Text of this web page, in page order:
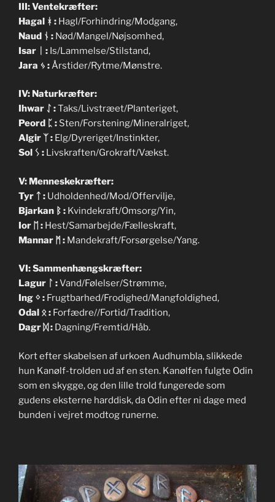
III: Ventekræfter:
Hagal ᚼ : Hagl/Forhindring/Modgang,
Naud ᚾ : Nød/Mangel/Nøjsomhed,
Isar
: Is/Lammelse/Stilstand,
Jara ᛃ :Årstider/Rytme/Mønstre.
IV: Naturkræfter:
Ihwar ᛇ :Taks/Livstræet/Planteriget,
Peord ᛈ : Sten/Forstening/Mineralriget,
Algir ᛉ : Elg/Dyreriget/Instinkter,
Sol ᛊ : Livskraften/Grokraft/Vækst.
V: Menneskekræfter:
Tyr ᛏ : Udholdenhed/Mod/Offervilje,
Bjarkan ᛒ : Kvindekraft/Omsorg/Yin,
Ior ᛖ : Hest/Samarbejde/Fælleskraft,
Mannar ᛗ : Mandekraft/Forsørgelse/Yang.
VI: Sammenhængskræfter:
Lagur ᛚ :Vand/Følelser/Strømme,
Ing ᛜ: Frugtbarhed/Frodighed/Mangfoldighed,
Odal ᛟ: Forfædre//Fortid/Tradition,
Dagr ᛞ : Dagning/Fremtid/Håb.
Kort efter skabelsen af urkoen Audhumbla, slikkede
hun Kanølf-trolden ud af en sten. Kanølfen fulgte Odin
som en skygge, og den lille trold fungerede som
gudens eksterne harddisk, da Odin efter ni dage med
bunden i vejret modtog runerne.